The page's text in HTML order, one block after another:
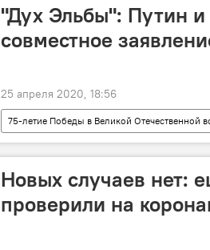
"Дух Эльбы": Путин и
совместное
25 апреля 2020, 18:56
75-летие Победы в Великой Отечественной
Новых случаев нет:
проверили на